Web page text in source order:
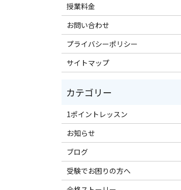
授業料金
お問い合わせ
プライバシーポリシー
サイトマップ
1ポイントレッスン
お知らせ
ブログ
受験でお困りの方へ